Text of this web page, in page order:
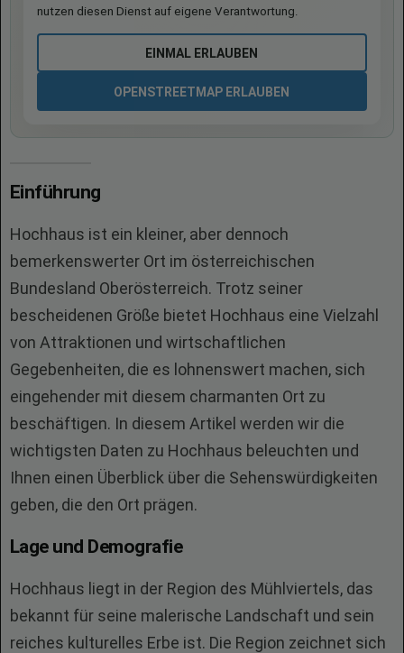
nutzen diesen Dienst auf eigene Verantwortung.
EINMAL ERLAUBEN
OPENSTREETMAP ERLAUBEN
Einführung
Hochhaus ist ein kleiner, aber dennoch
bemerkenswerter Ort im österreichischen
Bundesland Oberösterreich. Trotz seiner
bescheidenen Größe bietet Hochhaus eine Vielzahl
von Attraktionen und wirtschaftlichen
Gegebenheiten, die es lohnenswert machen, sich
eingehender mit diesem charmanten Ort zu
beschäftigen. In diesem Artikel werden wir die
wichtigsten Daten zu Hochhaus beleuchten und
Ihnen einen Überblick über die Sehenswürdigkeiten
geben, die den Ort prägen.
Lage und Demografie
Hochhaus liegt in der Region des Mühlviertels, das
bekannt für seine malerische Landschaft und sein
reiches kulturelles Erbe ist. Die Region zeichnet sich